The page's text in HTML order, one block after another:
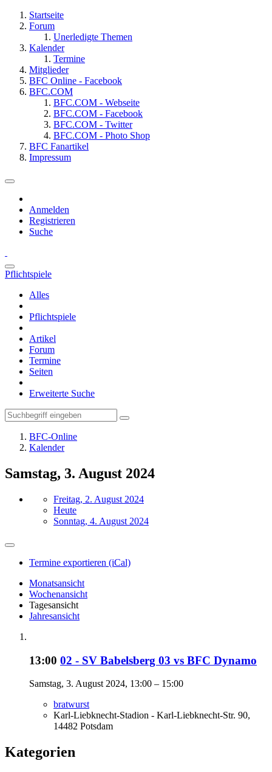
Startseite
Forum
Unerledigte Themen
Kalender
Termine
Mitglieder
BFC Online - Facebook
BFC.COM
BFC.COM - Webseite
BFC.COM - Facebook
BFC.COM - Twitter
BFC.COM - Photo Shop
BFC Fanartikel
Impressum
Anmelden
Registrieren
Suche
Pflichtspiele
Alles
Pflichtspiele
Artikel
Forum
Termine
Seiten
Erweiterte Suche
BFC-Online
Kalender
Samstag, 3. August 2024
Freitag, 2. August 2024
Heute
Sonntag, 4. August 2024
Termine exportieren (iCal)
Monatsansicht
Wochenansicht
Tagesansicht
Jahresansicht
13:00 02 - SV Babelsberg 03 vs BFC Dynamo
Samstag, 3. August 2024, 13:00 – 15:00
bratwurst
Karl-Liebknecht-Stadion - Karl-Liebknecht-Str. 90,
14482 Potsdam
Kategorien